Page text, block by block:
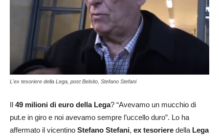
L'ex tesoriere della Lega, post Belsito, Stefano Stefani
Il 49 milioni di euro della Lega? “Avevamo un mucchio di
put.e in giro e noi avevamo sempre l’uccello duro”. Lo ha
affermato il vicentino Stefano Stefani, ex tesoriere della Lega